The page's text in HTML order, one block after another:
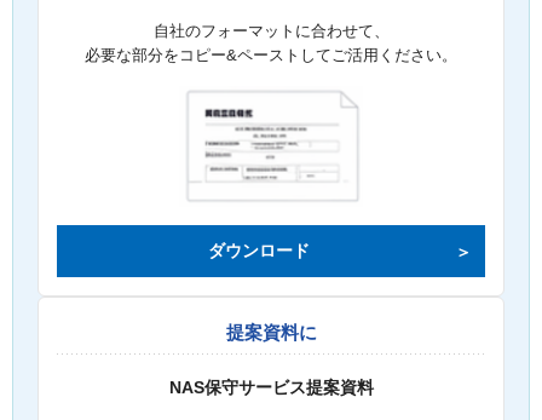
自社のフォーマットに合わせて、
必要な部分をコピー&ペーストしてご活用ください。
ダウンロード
提案資料に
NAS保守サービス提案資料